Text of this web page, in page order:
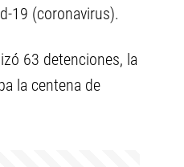
19 (coronavirus).
63 detenciones, la
la centena de